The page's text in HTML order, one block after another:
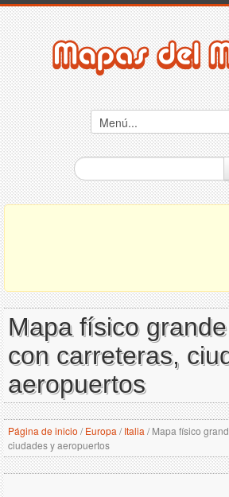
Mapa físico
con carreteras,
aeropuertos
Página de inicio / Europa / Italia /Mapa físico
ciudades y aeropuertos